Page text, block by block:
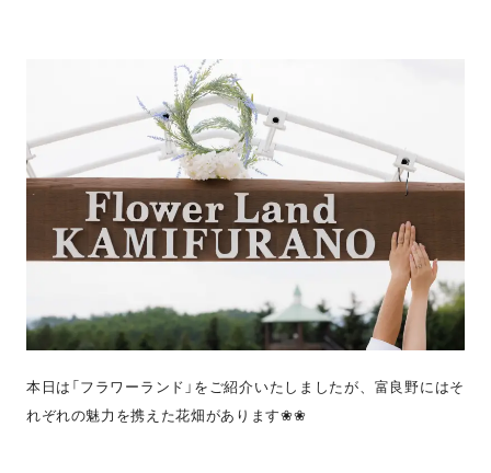
本日は「フラワーランド」をご紹介いたしましたが、富良野にはそ
れぞれの魅力を携えた花畑があります❀❀